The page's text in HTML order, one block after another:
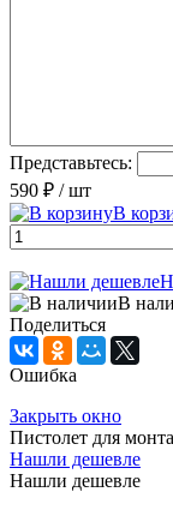
Представьтесь:
590 ₽ / шт
В
В
Поделиться
Ошибка
Закрыть окно
Пистолет для
Нашли дешевле
Нашли дешевле